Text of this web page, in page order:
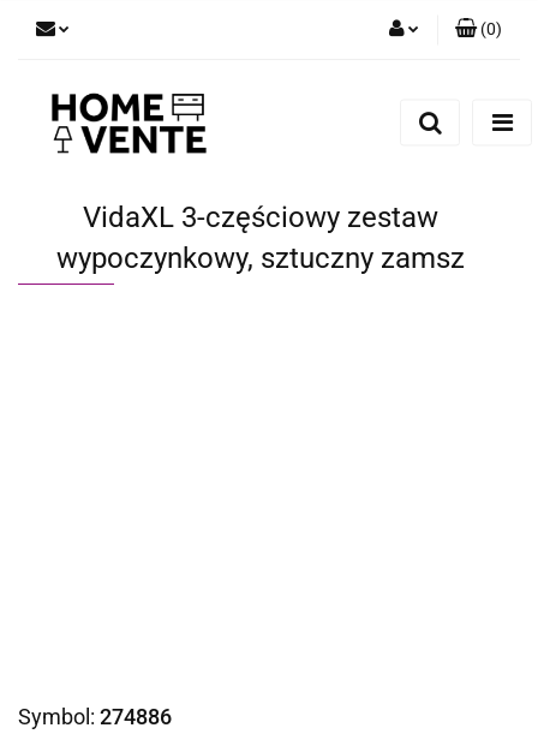
(0)
VidaXL 3-częściowy zestaw
wypoczynkowy, sztuczny zamsz
Symbol: 274886